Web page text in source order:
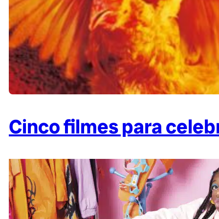
Cinco filmes para